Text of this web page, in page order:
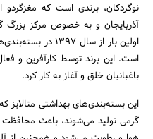
نوگردکان، برندی است که مغزگردو
آذربایجان و به خصوص مرکز بزرگ
اولین بار از سال
است. این برند توسط کارآفرین و
باغبانیان خلق و آغاز به کار کرد.
گرمی تولید می‌شوند، باعث محافظت